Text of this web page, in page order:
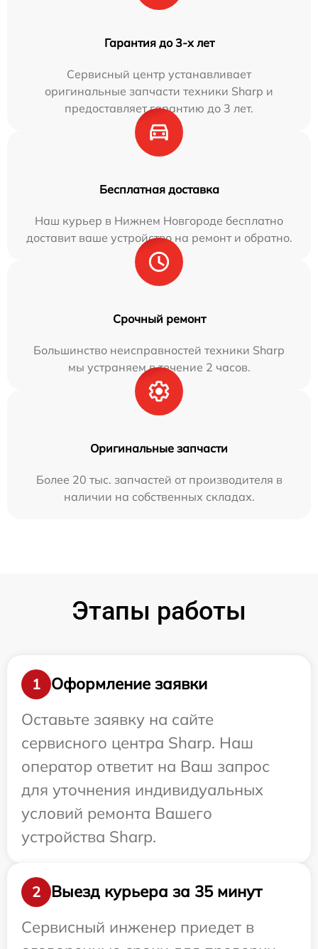
Гарантия до 3-х лет
Сервисный центр устанавливает
оригинальные запчасти техники Sharp и
предоставляет гарантию до 3 лет.
Бесплатная доставка
Наш курьер в Нижнем Новгороде бесплатно
доставит ваше устройство на ремонт и обратно.
Срочный ремонт
Большинство неисправностей техники Sharp
мы устраняем в течение 2 часов.
Оригинальные запчасти
Более 20 тыс. запчастей от производителя в
наличии на собственных складах.
Этапы работы
1
Оформление заявки
Оставьте заявку на сайте
сервисного центра Sharp. Наш
оператор ответит на Ваш запрос
для уточнения индивидуальных
условий ремонта Вашего
устройства Sharp.
2
Выезд курьера за 35 минут
Сервисный инженер приедет в